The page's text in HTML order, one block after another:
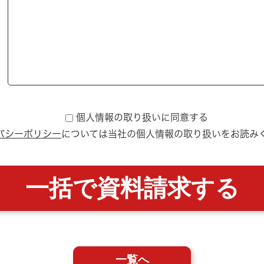
個人情報の取り扱いに同意する
シーポリシーについては当社の個人情報の取り扱いをお読み
一覧へ